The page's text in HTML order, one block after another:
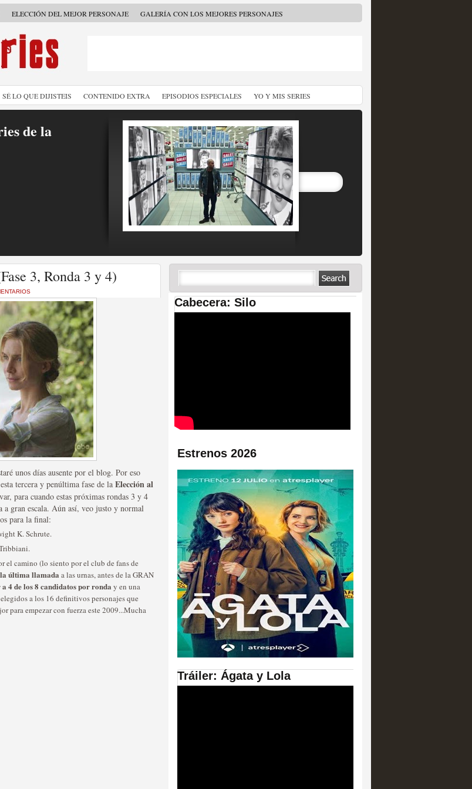
ELECCIÓN DEL MEJOR PERSONAJE GALERÍA CON LOS MEJORES PERSONAJES
SÉ LO QUE DIJISTEIS CONTENIDO EXTRA EPISODIOS ESPECIALES YO Y MIS SERIES
de la
de Game
tráilers
ficción
SVOD
superará
3, Ronda 3 y 4)
unos días ausente por el blog. Por eso
tercera y penúltima fase de la Elección al
para cuando estas próximas rondas 3 y 4
gran escala. Aún así, veo justo y normal
para la final:
K. Schrute.
el camino (lo siento por el club de fans de
la última llamada a las urnas, antes de la GRAN
4 de los 8 candidatos por ronda y en una
a los 16 definitivos personajes que
para empezar con fuerza este 2009...Mucha
Cabecera: Silo
Estrenos 2026
Tráiler: Ágata y Lola